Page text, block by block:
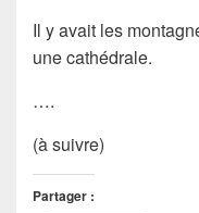
Il y avait les
une cathédrale.
….
(à suivre)
Partager :